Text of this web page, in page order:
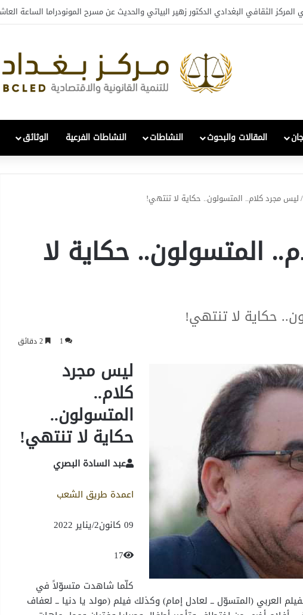
العراقية بين التعافي والتحول: قراءة في واقع 2022-2026
المقالات والبحوث النشاطات النشاطات الفرعية الوثائق
/ليس مجرد كلام.. المتسولون.. حكاية لا تنتهي!
المتسولون.. حكاية لا
حكاية لا تنتهي!
1
ليس مجرد
كلام..
المتسولون..
حكاية لا تنتهي!
عبد السادة البصري
اعمدة طريق الشعب
09 كانون2/يناير 2022
17
كلّما شاهدت متسوّلاً في
العربي (المتسوّل ــ لعادل إمام) وكذلك فيلم (مولد يا دنيا ــ لعفاف